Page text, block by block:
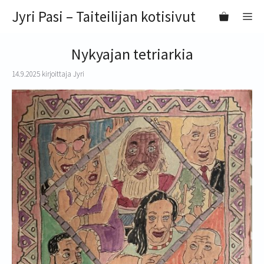
sisältöönJyri Pasi – Taiteilijan kotisivut
Nykyajan tetriarkia
14.9.2025 kirjoittaja Jyri